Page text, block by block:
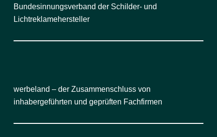
Bundesinnungsverband der Schilder- und
Lichtreklamehersteller
werbeland – der Zusammenschluss von
inhabergeführten und geprüften Fachfirmen